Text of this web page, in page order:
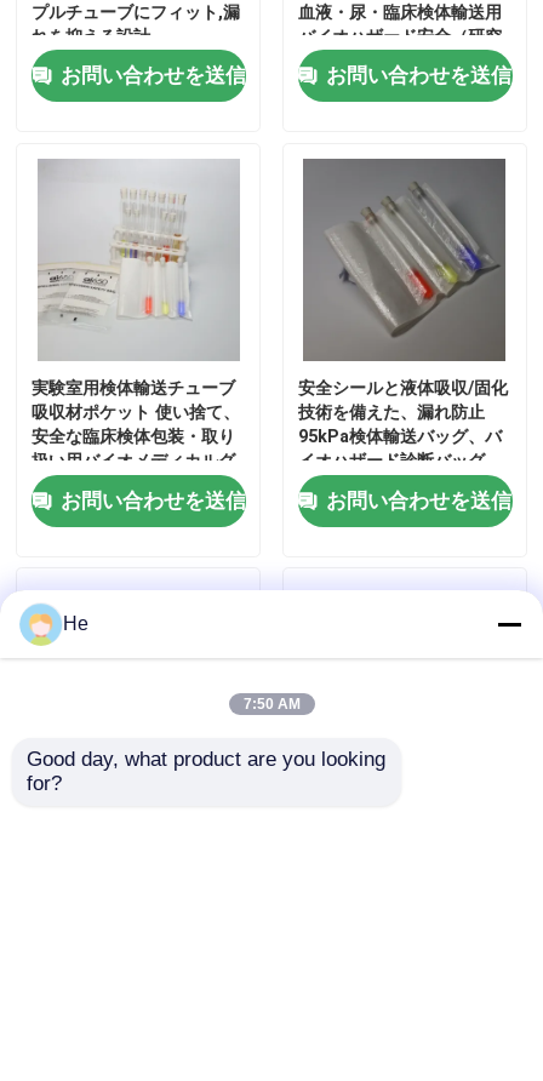
95kPa バイオハザード袋
医学の標本箱
吸収性の袖
医学の吸収性のパッド
標本の荷箱
絶縁された箱
冷却する交通機関箱
絞圧器の医薬品
プルチューブにフィット,漏
れを抑える設計
お問い合わせを送信
血液・尿・臨床検体輸送用
バイオハザード安全（研究
所用）
お問い合わせを送信
実験室用検体輸送チューブ
吸収材ポケット 使い捨て、
安全な臨床検体包装・取り
扱い用バイオメディカルグ
レード
お問い合わせを送信
安全シールと液体吸収/固化
技術を備えた、漏れ防止
95kPa検体輸送バッグ、バ
イオハザード診断バッグ
お問い合わせを送信
He
7:50 AM
Good day, what product are you looking
for?